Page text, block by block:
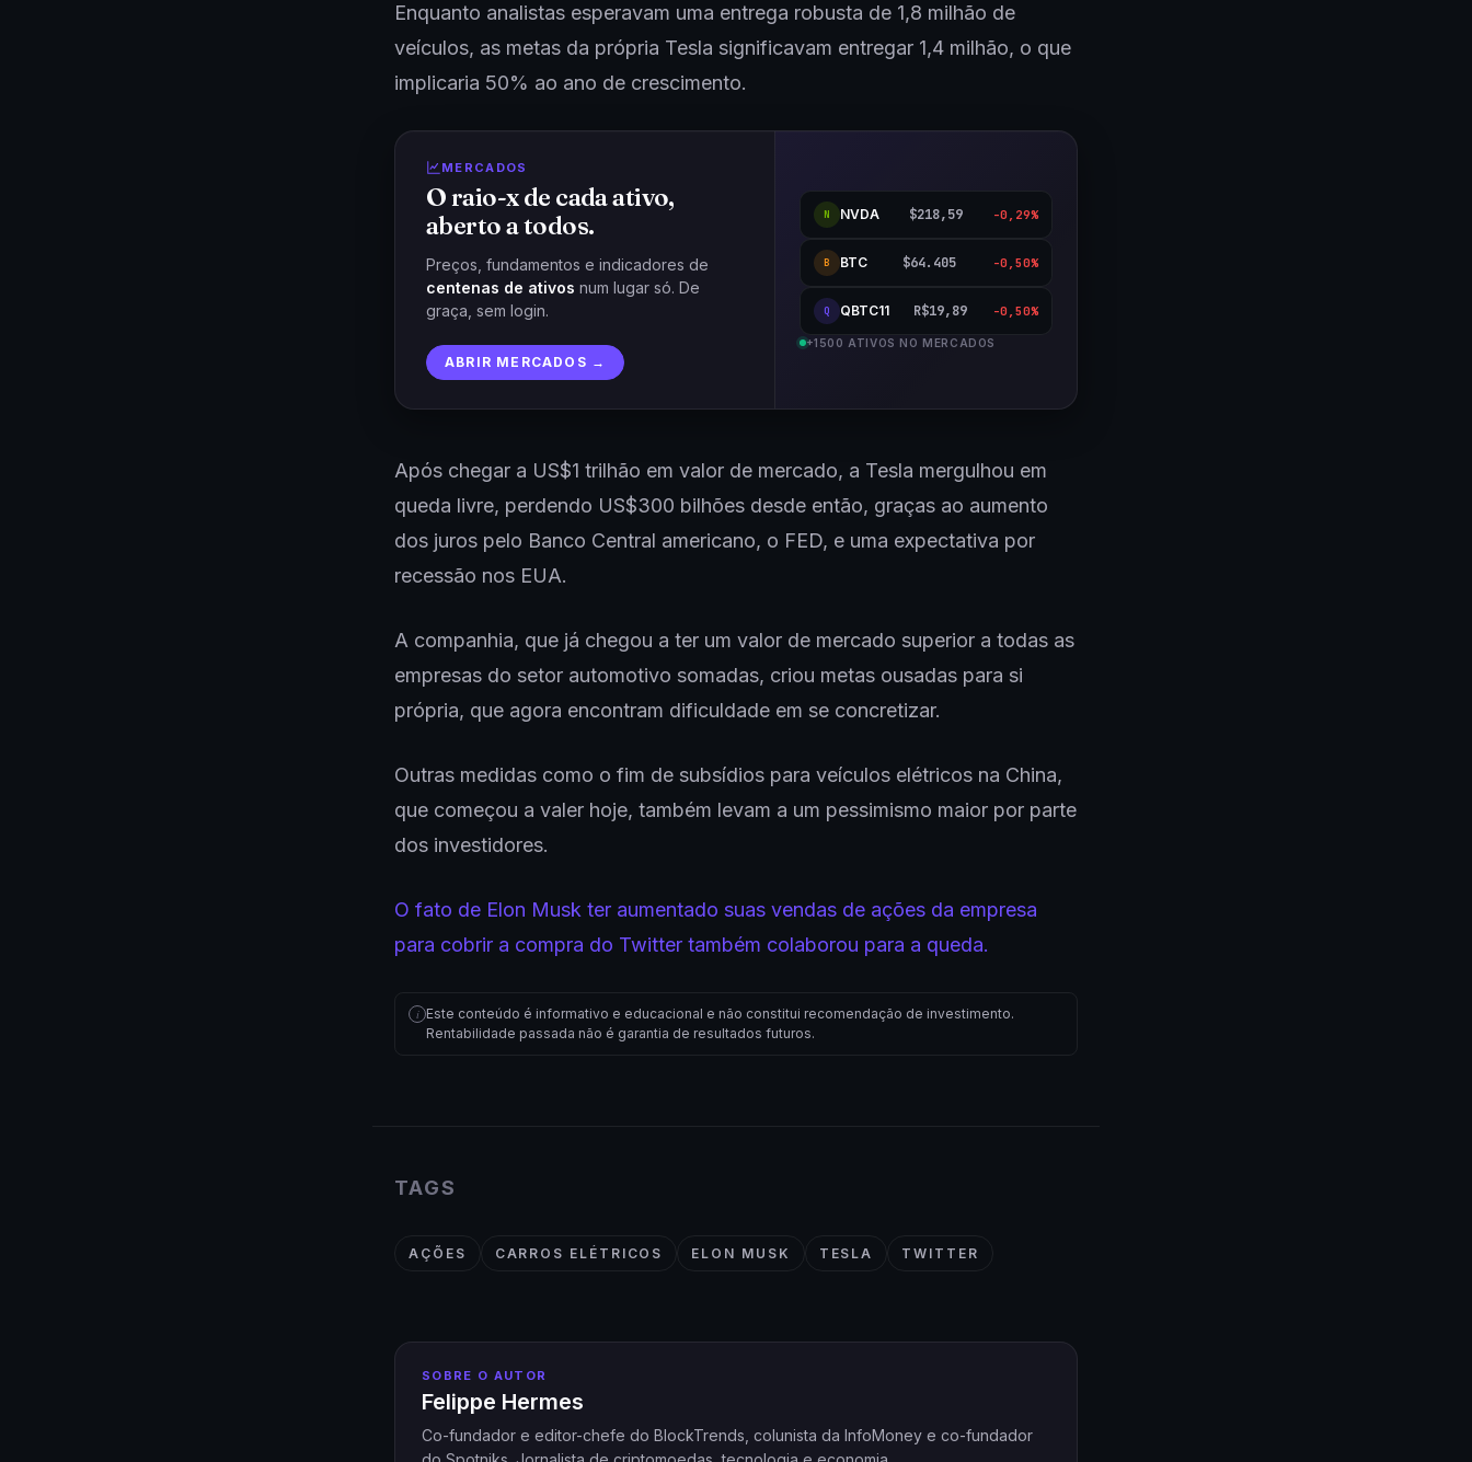
Enquanto analistas esperavam uma entrega robusta de 1,8 milhão de
veículos, as metas da própria Tesla significavam entregar 1,4 milhão, o que
implicaria 50% ao ano de crescimento.
MERCADOS
O raio-x de cada ativo,
aberto a todos.
Preços, fundamentos e indicadores de
centenas de ativos num lugar só. De
graça, sem login.
ABRIR MERCADOS →
N NVDA $218,59 -0,29%
B BTC $64.405 -0,50%
Q QBTC11 R$19,89 -0,50%
+1500 ATIVOS NO MERCADOS
Após chegar a US$1 trilhão em valor de mercado, a Tesla mergulhou em
queda livre, perdendo US$300 bilhões desde então, graças ao aumento
dos juros pelo Banco Central americano, o FED, e uma expectativa por
recessão nos EUA.
A companhia, que já chegou a ter um valor de mercado superior a todas as
empresas do setor automotivo somadas, criou metas ousadas para si
própria, que agora encontram dificuldade em se concretizar.
Outras medidas como o fim de subsídios para veículos elétricos na China,
que começou a valer hoje, também levam a um pessimismo maior por parte
dos investidores.
O fato de Elon Musk ter aumentado suas vendas de ações da empresa
para cobrir a compra do Twitter também colaborou para a queda.
i Este conteúdo é informativo e educacional e não constitui recomendação de investimento.
Rentabilidade passada não é garantia de resultados futuros.
TAGS
AÇÕES CARROS ELÉTRICOS ELON MUSK TESLA TWITTER
SOBRE O AUTOR
Felippe Hermes
Co-fundador e editor-chefe do BlockTrends, colunista da InfoMoney e co-fundador